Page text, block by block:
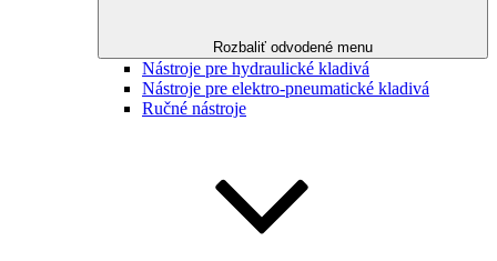
Rozbaliť odvodené menu
Nástroje pre hydraulické kladivá
Nástroje pre elektro-pneumatické kladivá
Ručné nástroje